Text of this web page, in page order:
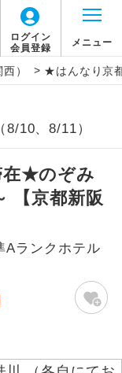
ログイン
会員登録
メニュー
） > ★はんなり京
10、8/11）
★のぞみ
【京都新阪
ランクホテル
ら復路到着空港
。
ら最終日出発空港
行します。
車内での観光案内